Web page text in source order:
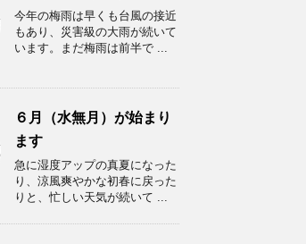
今年の梅雨は早くも台風の接近
もあり、災害級の大雨が続いて
います。まだ梅雨は前半で ...
６月（水無月）が始まり
ます
急に湿度アップの真夏になった
り、涼風爽やかな初春に戻った
りと、忙しい天気が続いて ...